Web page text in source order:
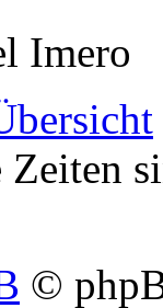
Imero
Zeiten
©